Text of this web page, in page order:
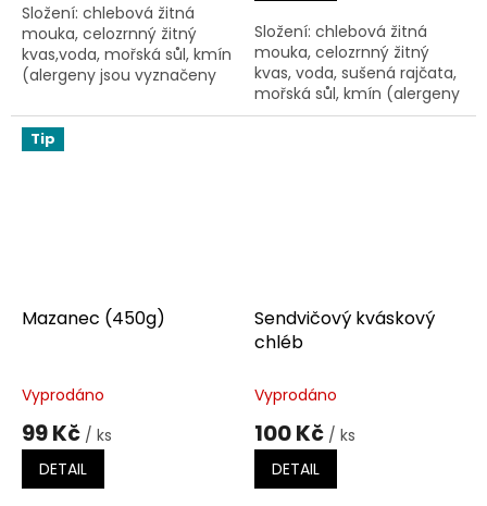
5
hvězdiček.
Složení: chlebová žitná
mouka, celozrnný žitný
kvas,voda, mořská sůl, kmín
(alergeny jsou vyznačeny
Složení: chlebová žitná
mouka, celozrnný žitný
kvas, voda, sušená rajčata,
mořská sůl, kmín (alergeny
jsou vyznačeny tučně)
Tip
Mazanec (450g)
Vyprodáno
99 Kč / ks
DETAIL
Sendvičový kváskový
chléb
Vyprodáno
100 Kč / ks
DETAIL